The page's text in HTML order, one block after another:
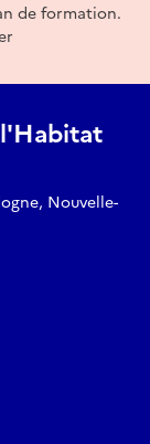
de lecture du
réelle,
de formation.
Nouvelle-